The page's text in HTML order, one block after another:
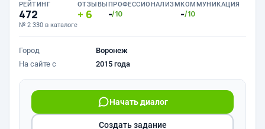
РЕЙТИНГ
472
№ 2 330 в каталоге
ОТЗЫВЫ
6
ПРОФЕССИОНАЛИЗМ
-/10
КОММУНИКАЦИЯ
-/10
Город
Воронеж
На сайте с
2015 года
Начать диалог
Создать задание